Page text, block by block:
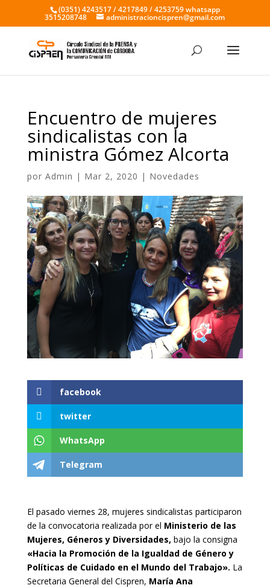
(0351) 4243517 / 4217849 / 4253759 whatsapp
3515208748 administracioncispren@gmail.com
Encuentro de mujeres
sindicalistas con la
ministra Gómez Alcorta
por Admin | Mar 2, 2020 | Novedades
facebook
twitter
WhatsApp
Telegram
El pasado viernes 28, mujeres sindicalistas participaron
de la convocatoria realizada por el Ministerio de las
Mujeres, Géneros y Diversidades, bajo la consigna
«Hacia la Promoción de la Igualdad de Género y
Políticas de Cuidado en el Mundo del Trabajo». La
Secretaria General del Cispren, María Ana